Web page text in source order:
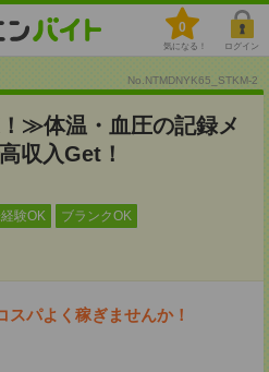
0
気になる！ ログイン
No.NTMDNYK65_STKM-2
≫体温・血圧の記録メ
収入Get！
験OK ブランクOK
スパよく稼ぎませんか！